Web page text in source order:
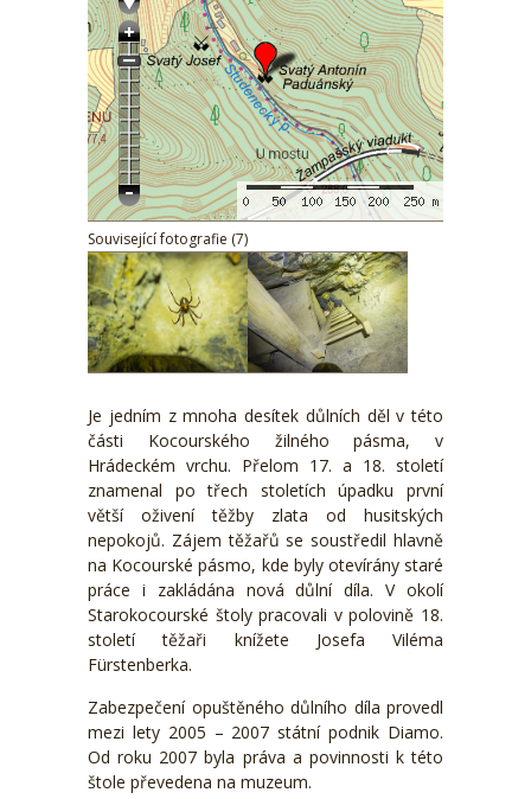
Související fotografie (7)
Je jedním z mnoha desítek důlních děl v této
části Kocourského žilného pásma, v
Hrádeckém vrchu. Přelom 17. a 18. století
znamenal po třech stoletích úpadku první
větší oživení těžby zlata od husitských
nepokojů. Zájem těžařů se soustředil hlavně
na Kocourské pásmo, kde byly otevírány staré
práce i zakládána nová důlní díla. V okolí
Starokocourské štoly pracovali v polovině 18.
století těžaři knížete Josefa Viléma
Fürstenberka.
Zabezpečení opuštěného důlního díla provedl
mezi lety 2005 – 2007 státní podnik Diamo.
Od roku 2007 byla práva a povinnosti k této
štole převedena na muzeum.